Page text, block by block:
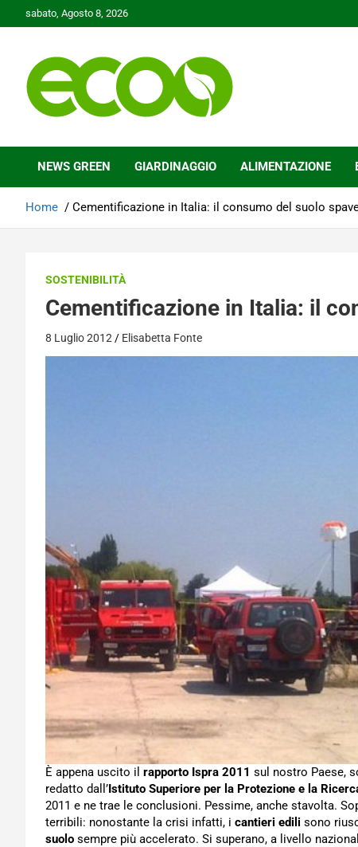
to
sabato, Agosto 8, 2026
Ecoo.it
NEWS GREEN GIARDINAGGIO ALIMENTAZIONE
Home Cementificazione in Italia: il consumo del suolo
SOSTENIBILITÀ
Cementificazione in Italia: il
8 Luglio 2012 Elisabetta Fonte
È appena uscito il rapporto Ispra 2011 sul nostro Paese,
redatto dall’Istituto Superiore per la Protezione e la
2011 e ne trae le conclusioni. Pessime, anche stavolta.
terribili: nonostante la crisi infatti, i cantieri edili sono
suolo sempre più accelerato. Si superano, a livello